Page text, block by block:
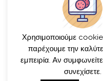
Χρησιμοποιούμε
παρέχουμε την
εμπειρία. Αν
συνεχίσετε.